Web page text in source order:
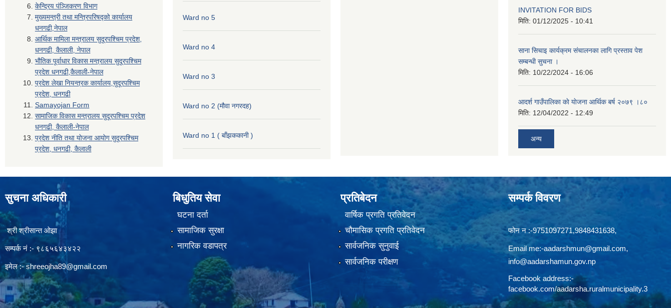
केन्द्रिय पंञ्जिकरण विभाग
मुख्यमन्त्री तथा मन्त्रिपरिषद्को कार्यालय
धनगढी,नेपाल
आर्थिक मामिला मन्त्रालय सुदूरपश्चिम प्रदेश,
धनगढी, कैलाली, नेपाल
भौतिक पूर्वाधार विकास मन्त्रालय सुदूरपश्चिम
प्रदेश धनगढी,कैलाली-नेपाल
प्रदेश लेखा नियन्त्रक कार्यालय,सुदूरपश्चिम
प्रदेश, धनगढी
Samayojan Form
सामाजिक विकास मन्त्रालय सुदूरपश्चिम प्रदेश
धनगढी, कैलाली-नेपाल
प्रदेश नीति तथा योजना आयोग सुदूरपश्चिम
प्रदेश, धनगढी, कैलाली
Ward no 5
Ward no 4
Ward no 3
Ward no 2 (मौवा नगरदह)
Ward no 1 ( बाँझककानी )
INVITATION FOR BIDS
मिति: 01/12/2025 - 10:41
साना सिचाइ कार्यक्रम संचालनका लागि प्रस्ताव पेश
सम्बन्धी सुचना ।
मिति: 10/22/2024 - 16:06
आदर्श गाउँपालिका काे याेजना आर्थिक बर्ष २०७९ ।८०
मिति: 12/04/2022 - 12:49
अन्य
सुचना अधिकारी
श्री श्रीसान्त ओझा
सम्पर्क नं :- ९८६५६४३४२२
इमेल :-shreeojha89@gmail.com
बिधुतिय सेवा
घटना दर्ता
सामाजिक सुरक्षा
नागरिक वडापत्र
प्रतिबेदन
वार्षिक प्रगति प्रतिवेदन
चौमासिक प्रगति प्रतिवेदन
सार्वजनिक सुनुवाई
सार्वजनिक परीक्षण
सम्पर्क विवरण
फोन न‍‍‌ :-9751097271,9848431638,
Email me:-aadarshmun@gmail.com,
info@aadarshamun.gov.np
Facebook address:-
facebook.com/aadarsha.ruralmunicipality.3